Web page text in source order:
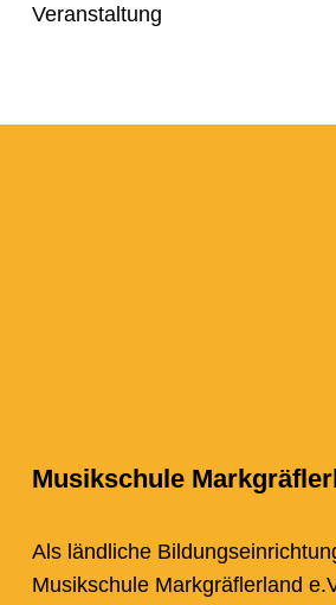
Veranstaltung
Musikschule
Als ländliche
Musikschule Markgräflerland